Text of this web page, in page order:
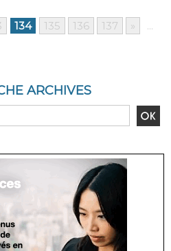
134 135 136 137 »
...
ARCHIVES